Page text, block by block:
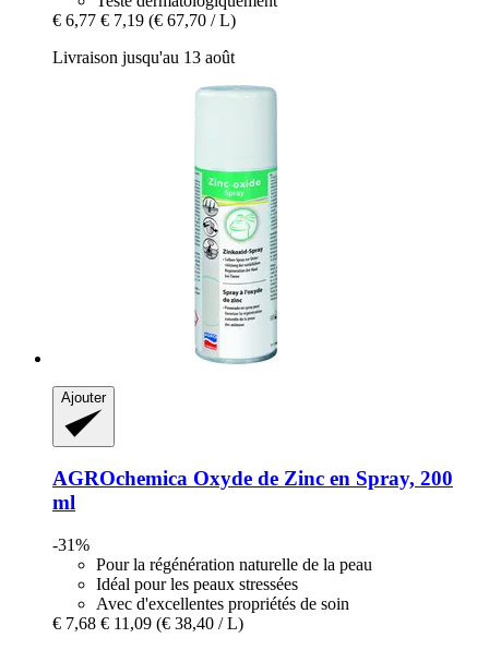
€ 6,77 € 7,19 (€ 67,70 / L)
Livraison jusqu'au 13 août
Ajouter
AGROchemica Oxyde de Zinc en Spray, 200
ml
-31%
Pour la régénération naturelle de la peau
Idéal pour les peaux stressées
Avec d'excellentes propriétés de soin
€ 7,68 € 11,09 (€ 38,40 / L)